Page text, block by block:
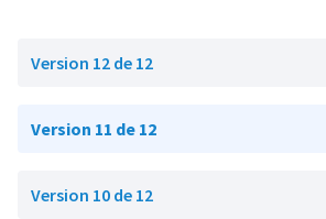
Version 12 de 12
Version 11 de 12
Version 10 de 12